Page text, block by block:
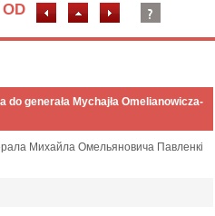
do generała Mychajła Omelianowicza-
Михайла Омельяновича Павленкі